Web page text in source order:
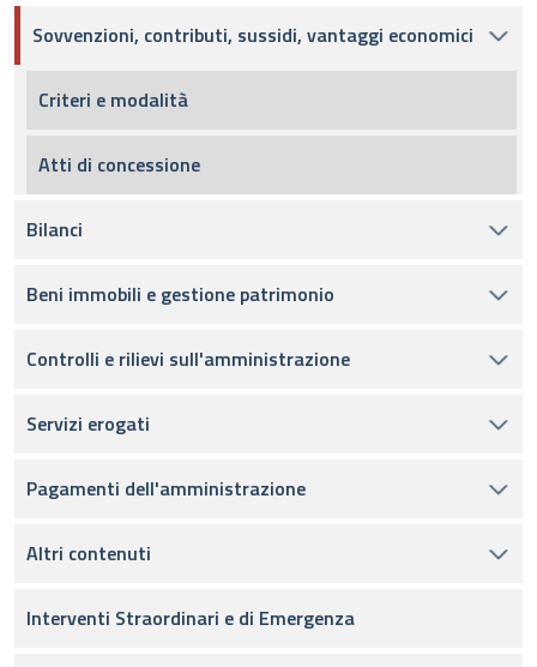
Sovvenzioni, contributi, sussidi, vantaggi economici
Criteri e modalità
Atti di concessione
Bilanci
Beni immobili e gestione patrimonio
Controlli e rilievi sull'amministrazione
Servizi erogati
Pagamenti dell'amministrazione
Altri contenuti
Interventi Straordinari e di Emergenza